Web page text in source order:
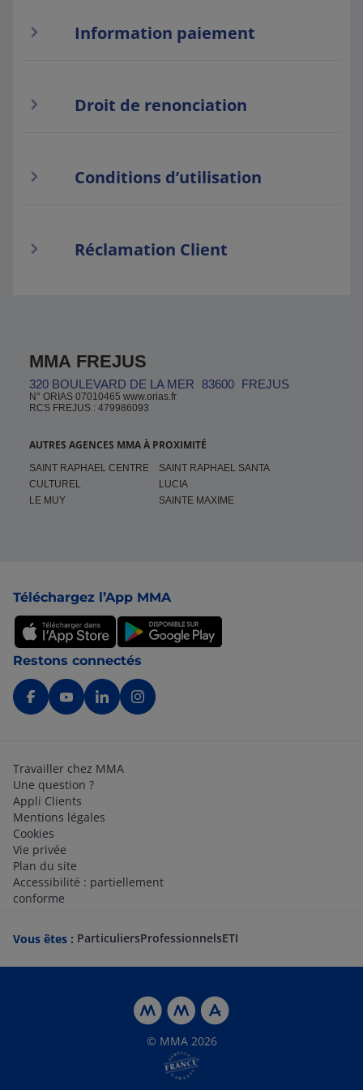
Information paiement
Droit de renonciation
Conditions d’utilisation
Réclamation Client
MMA FREJUS
320 BOULEVARD DE LA MER 83600 FREJUS
N° ORIAS 07010465 www.orias.fr
RCS FREJUS : 479986093
AUTRES AGENCES MMA À PROXIMITÉ
SAINT RAPHAEL CENTRE
CULTUREL
SAINT RAPHAEL SANTA
LUCIA
LE MUY
SAINTE MAXIME
Téléchargez l’App MMA
Restons connectés
Travailler chez MMA
Une question ?
Appli Clients
Mentions légales
Cookies
Vie privée
Plan du site
Accessibilité : partiellement
conforme
Vous êtes : ParticuliersProfessionnelsETI
© MMA 2026